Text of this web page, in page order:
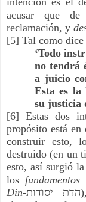
acusar que
reclamación, y
[5] Tal como dice
‘Todo
no tendrá
a juicio
Esta es la
su justicia
[6] Estas dos
propósito está en
construir esto,
destruido (en un
esto, así surgió
los
Din-יסודות הדת